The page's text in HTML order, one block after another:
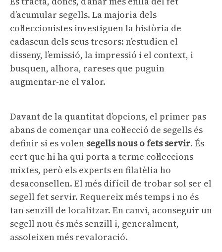
d’acumular segells. La majoria dels
col·leccionistes investiguen la història de
cadascun dels seus tresors: n’estudien el
disseny, l’emissió, la impressió i el context, i
busquen, alhora, rareses que puguin
augmentar-ne el valor.
Davant de la quantitat d’opcions, el primer pas
abans de començar una col·lecció de segells és
definir si es volen segells nous o fets servir. És
cert que hi ha qui porta a terme col·leccions
mixtes, però els experts en filatèlia ho
desaconsellen. El més difícil de trobar sol ser el
segell fet servir. Requereix més temps i no és
tan senzill de localitzar. En canvi, aconseguir un
segell nou és més senzill i, generalment,
assoleixen més revaloració.